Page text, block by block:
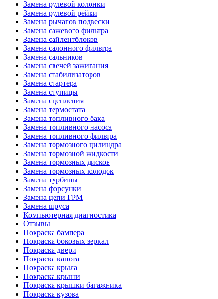
Замена рулевой колонки
Замена рулевой рейки
Замена рычагов подвески
Замена сажевого фильтра
Замена сайлентблоков
Замена салонного фильтра
Замена сальников
Замена свечей зажигания
Замена стабилизаторов
Замена стартера
Замена ступицы
Замена сцепления
Замена термостата
Замена топливного бака
Замена топливного насоса
Замена топливного фильтра
Замена тормозного цилиндра
Замена тормозной жидкости
Замена тормозных дисков
Замена тормозных колодок
Замена турбины
Замена форсунки
Замена цепи ГРМ
Замена шруса
Компьютерная диагностика
Отзывы
Покраска бампера
Покраска боковых зеркал
Покраска двери
Покраска капота
Покраска крыла
Покраска крыши
Покраска крышки багажника
Покраска кузова